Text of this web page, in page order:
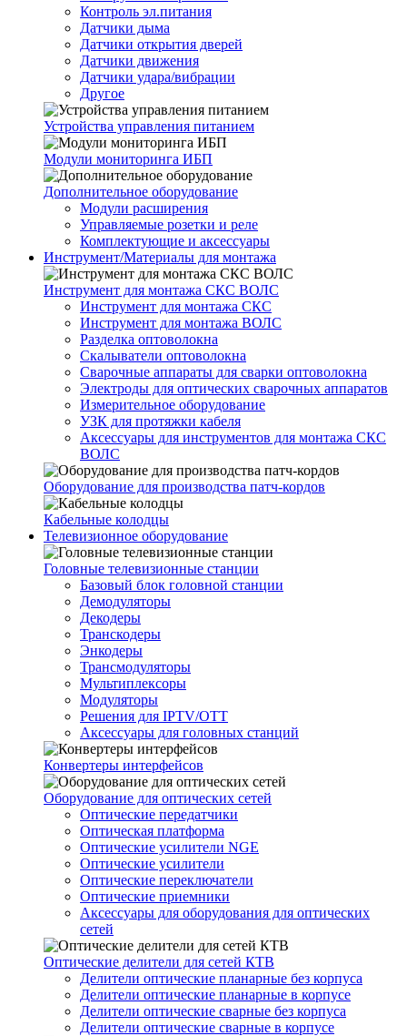
Контроль эл.питания
Датчики дыма
Датчики открытия дверей
Датчики движения
Датчики удара/вибрации
Другое
Устройства управления питанием
Модули мониторинга ИБП
Дополнительное оборудование
Модули расширения
Управляемые розетки и реле
Комплектующие и аксессуары
Инструмент/Материалы для монтажа
Инструмент для монтажа СКС ВОЛС
Инструмент для монтажа СКС
Инструмент для монтажа ВОЛС
Разделка оптоволокна
Скалыватели оптоволокна
Сварочные аппараты для сварки оптоволокна
Электроды для оптических сварочных аппаратов
Измерительное оборудование
УЗК для протяжки кабеля
Аксессуары для инструментов для монтажа СКС
ВОЛС
Оборудование для производства патч-кордов
Кабельные колодцы
Телевизионное оборудование
Головные телевизионные станции
Базовый блок головной станции
Демодуляторы
Декодеры
Транскодеры
Энкодеры
Трансмодуляторы
Мультиплексоры
Модуляторы
Решения для IPTV/OTT
Аксессуары для головных станций
Конвертеры интерфейсов
Оборудование для оптических сетей
Оптические передатчики
Оптическая платформа
Оптические усилители NGE
Оптические усилители
Оптические переключатели
Оптические приемники
Аксессуары для оборудования для оптических
сетей
Оптические делители для сетей КТВ
Делители оптические планарные без корпуса
Делители оптические планарные в корпусе
Делители оптические сварные без корпуса
Делители оптические сварные в корпусе